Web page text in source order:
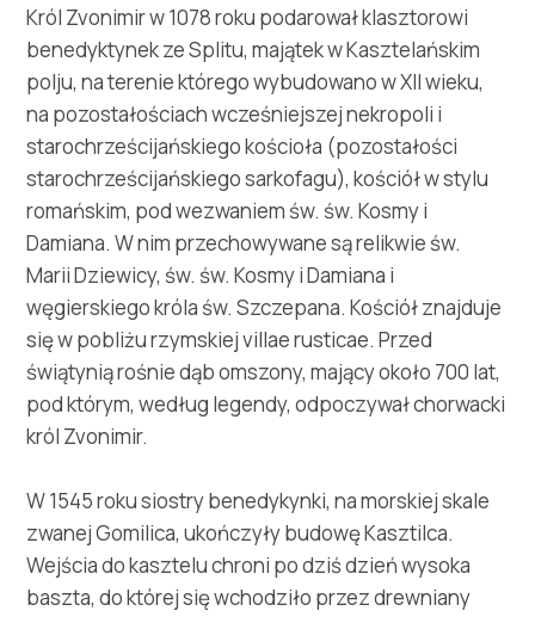
Multimedia
Safe in Dalmatia
pl
+385 21 227 933
info@kastela-info.hr
Villa Nika, Kamberovo šetalište 30,
21216 Kaštel Stari, Hrvatska
Król Zvonimir w 1078 roku podarował klasztorowi
benedyktynek ze Splitu, majątek w Kasztelańskim
polju, na terenie którego wybudowano w XII wieku,
na pozostałościach wcześniejszej nekropoli i
starochrześcijańskiego kościoła (pozostałości
starochrześcijańskiego sarkofagu), kościół w stylu
romańskim, pod wezwaniem św. św. Kosmy i
Damiana. W nim przechowywane są relikwie św.
Marii Dziewicy, św. św. Kosmy i Damiana i
węgierskiego króla św. Szczepana. Kościół znajduje
się w pobliżu rzymskiej villae rusticae. Przed
świątynią rośnie dąb omszony, mający około 700 lat,
pod którym, według legendy, odpoczywał chorwacki
król Zvonimir.
W 1545 roku siostry benedykynki, na morskiej skale
zwanej Gomilica, ukończyły budowę Kasztilca.
Wejścia do kasztelu chroni po dziś dzień wysoka
baszta, do której się wchodziło przez drewniany